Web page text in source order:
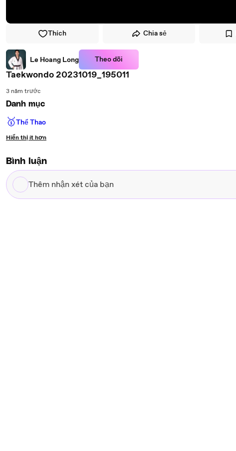
Thích Chia sẻ
Le Hoang Long Theo dõi
Taekwondo 20231019_195011
3 năm trước
Danh mục
🥇Thể Thao
Hiển thị ít hơn
Bình luận
Thêm
nhận